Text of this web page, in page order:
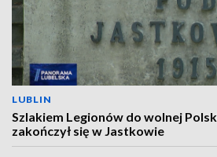
LUBLIN
Szlakiem Legionów do wolnej
zakończył się w Jastkowie